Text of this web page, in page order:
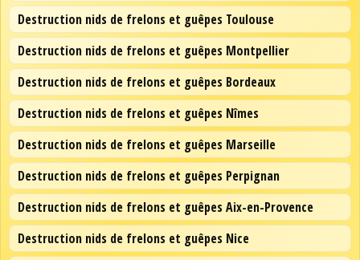
Destruction nids de frelons et guêpes Toulouse
Destruction nids de frelons et guêpes Montpellier
Destruction nids de frelons et guêpes Bordeaux
Destruction nids de frelons et guêpes Nîmes
Destruction nids de frelons et guêpes Marseille
Destruction nids de frelons et guêpes Perpignan
Destruction nids de frelons et guêpes Aix-en-Provence
Destruction nids de frelons et guêpes Nice